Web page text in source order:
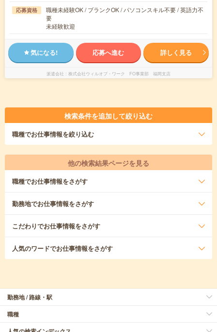
応募資格
職種未経験OK / ブランクOK / パソコンスキル不要 / 英語力不
要
未経験歓迎
気になる! 応募へ進む 詳しく見る
派遣会社 株式会社ウィルオブ・ワーク FO事業部 福岡支店
検索条件を追加して絞り込む
職種でお仕事情報を絞り込む
他の検索結果ページを見る
職種でお仕事情報をさがす
勤務地でお仕事情報をさがす
こだわりでお仕事情報をさがす
人気のワードでお仕事情報をさがす
勤務地 / 路線・駅
職種